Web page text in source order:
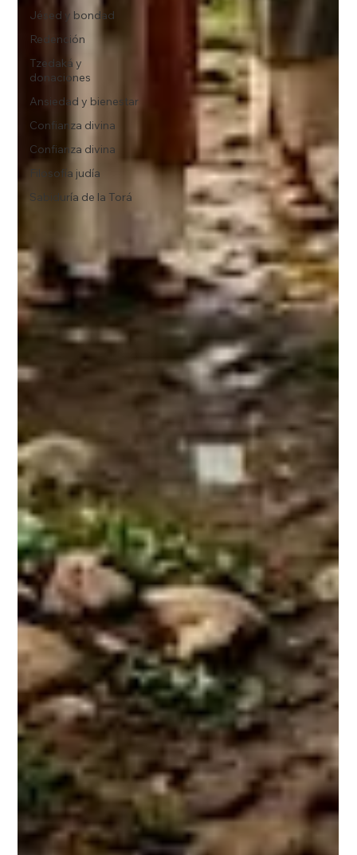
Jésed y bondad
Redención
Tzedaká y
donaciones
Ansiedad y bienestar
Confianza divina
Confianza divina
Filosofía judía
Sabiduría de la Torá